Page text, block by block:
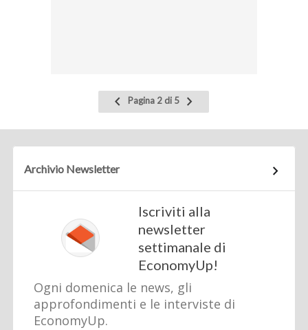
Pagina
precedente
Pagina 2 di 5
Pagina
successiva
Archivio Newsletter
Iscriviti alla
newsletter
settimanale di
EconomyUp!
Ogni domenica le news, gli
approfondimenti e le interviste di
EconomyUp.